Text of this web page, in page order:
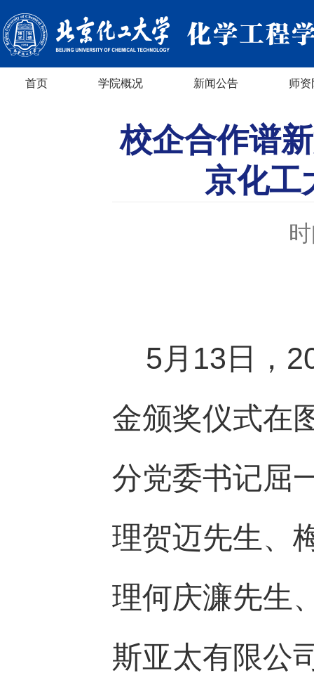
首页 学院概况 新闻公告 师资
校企合作谱
京化工
5月13日，
金颁奖仪式在
分党委书记屈
理贺迈先生、
理何庆濂先生
斯亚太有限公